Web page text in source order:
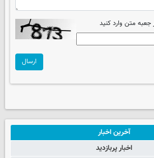
جعبه متن وارد کنید
ارسال
آخرین اخبار
اخبار پربازدید